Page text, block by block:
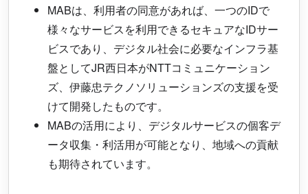
MABは、利用者の同意があれば、一つのIDで
様々なサービスを利用できるセキュアなIDサー
ビスであり、デジタル社会に必要なインフラ基
盤としてJR西日本がNTTコミュニケーション
ズ、伊藤忠テクノソリューションズの支援を受
けて開発したものです。
MABの活用により、デジタルサービスの個客デ
ータ収集・利活用が可能となり、地域への貢献
も期待されています。